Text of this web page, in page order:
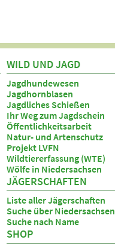
WILD UND JAGD
Jagdhundewesen
Jagdhornblasen
Jagdliches Schießen
Ihr Weg zum Jagdschein
Öffentlichkeitsarbeit
Natur- und Artenschutz
Projekt LVFN
Wildtiererfassung (WTE)
Wölfe in Niedersachsen
JÄGERSCHAFTEN
Liste aller Jägerschaften
Suche über
Suche nach Name
SHOP